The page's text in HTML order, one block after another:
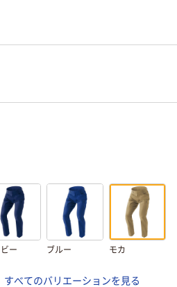
ー ブルー モカ
すべてのバリエーションを見る